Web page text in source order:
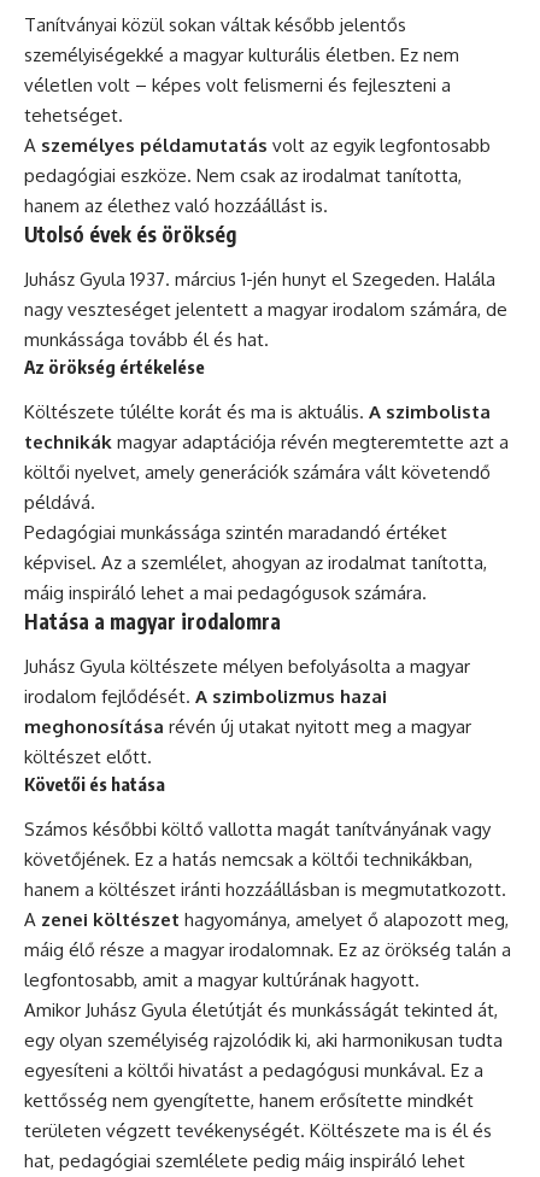
Tanítványai közül sokan váltak később jelentős
személyiségekké a magyar kulturális életben. Ez nem
véletlen volt – képes volt felismerni és fejleszteni a
tehetséget.
A személyes példamutatás volt az egyik legfontosabb
pedagógiai eszköze. Nem csak az irodalmat tanította,
hanem az élethez való hozzáállást is.
Utolsó évek és örökség
Juhász Gyula 1937. március 1-jén hunyt el Szegeden. Halála
nagy veszteséget jelentett a magyar irodalom számára, de
munkássága tovább él és hat.
Az örökség értékelése
Költészete túlélte korát és ma is aktuális. A szimbolista
technikák magyar adaptációja révén megteremtette azt a
költői nyelvet, amely generációk számára vált követendő
példává.
Pedagógiai munkássága szintén maradandó értéket
képvisel. Az a szemlélet, ahogyan az irodalmat tanította,
máig inspiráló lehet a mai pedagógusok számára.
Hatása a magyar irodalomra
Juhász Gyula költészete mélyen befolyásolta a magyar
irodalom fejlődését. A szimbolizmus hazai
meghonosítása révén új utakat nyitott meg a magyar
költészet előtt.
Követői és hatása
Számos későbbi költő vallotta magát tanítványának vagy
követőjének. Ez a hatás nemcsak a költői technikákban,
hanem a költészet iránti hozzáállásban is megmutatkozott.
A zenei költészet hagyománya, amelyet ő alapozott meg,
máig élő része a magyar irodalomnak. Ez az örökség talán a
legfontosabb, amit a magyar kultúrának hagyott.
Amikor Juhász Gyula életútját és munkásságát tekinted át,
egy olyan személyiség rajzolódik ki, aki harmonikusan tudta
egyesíteni a költői hivatást a pedagógusi munkával. Ez a
kettősség nem gyengítette, hanem erősítette mindkét
területen végzett tevékenységét. Költészete ma is él és
hat, pedagógiai szemlélete pedig máig inspiráló lehet